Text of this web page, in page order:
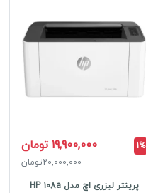
1% 19,900,000 تومان
20,000,000تومان
پرینتر لیزری اچ مدل HP 108a